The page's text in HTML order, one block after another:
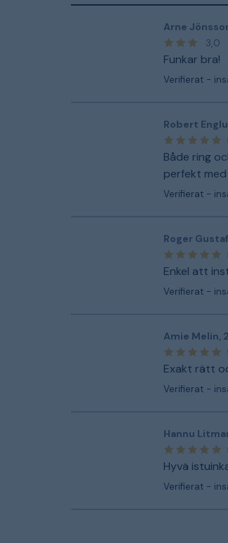
Arne
3,0
Funkar bra!
Verifierat -
Robert
Både ring
perfekt
Verifierat -
Roger
Enkel att
Verifierat -
Amie Melin,
Exakt rätt
Verifierat -
Hannu
Hyvä
Verifierat -